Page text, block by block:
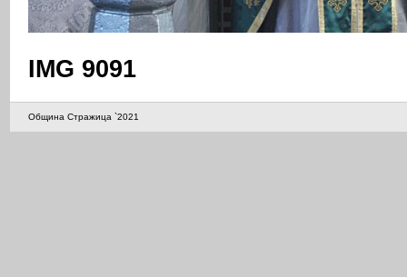
IMG 9091
Община Стражица `2021